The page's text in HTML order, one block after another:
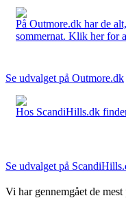
På Outmore.dk har de
sommernat. Klik her for
Se udvalget på Outmore.dk
Hos ScandiHills.dk
Se udvalget på
Vi har gennemgået de